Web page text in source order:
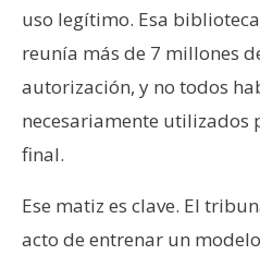
uso legítimo. Esa
reunía más de 7 millones
autorización, y no todos
necesariamente utilizados
final.
Ese matiz es clave. El
acto de entrenar un